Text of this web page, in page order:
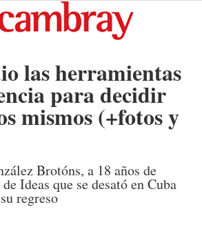
las herramientas
para decidir
mismos (+fotos y
Brotóns, a 18 años de
Ideas que se desató en Cuba
regreso